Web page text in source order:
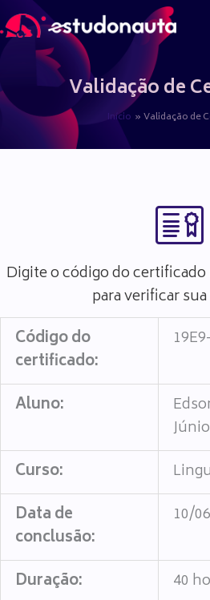
para
conteúdoValidação de
Início Validação de
Digite o código do
para verificar
Código do
certificado:
Aluno:
Curso:
Data de
conclusão:
10/
Duração: 40